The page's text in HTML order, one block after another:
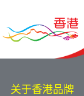
关于香港品牌